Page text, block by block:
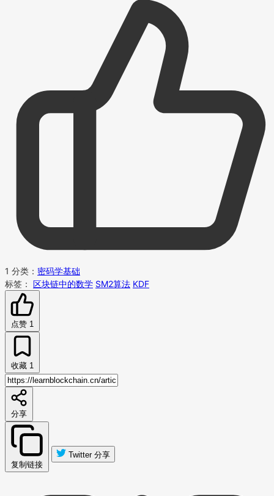
1 分类： 密码学基础
标签： 区块链中的数学 SM2算法 KDF
点赞 1
收藏 1
分享
复制链接
Twitter 分享